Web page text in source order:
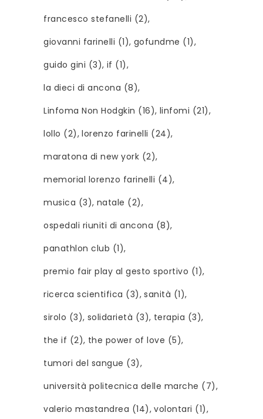
francesco stefanelli (2)
giovanni farinelli (1) gofundme (1)
guido gini (3) if (1)
la dieci di ancona (8)
Linfoma Non Hodgkin (16) linfomi (21)
lollo (2) lorenzo farinelli (24)
maratona di new york (2)
memorial lorenzo farinelli (4)
musica (3) natale (2)
ospedali riuniti di ancona (8)
panathlon club (1)
premio fair play al gesto sportivo (1)
ricerca scientifica (3) sanità (1)
sirolo (3) solidarietà (3) terapia (3)
the if (2) the power of love (5)
tumori del sangue (3)
università politecnica delle marche (7)
valerio mastandrea (14) volontari (1)